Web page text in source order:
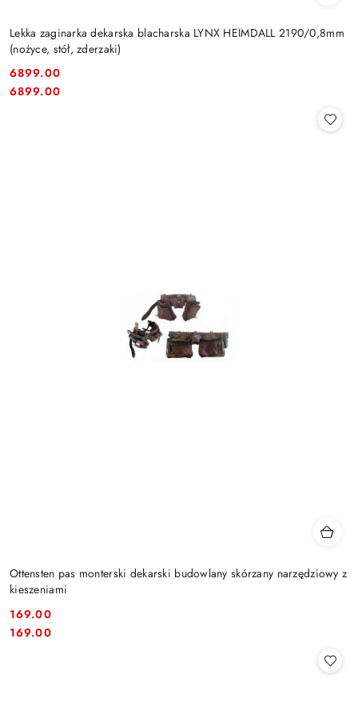
Lekka zaginarka dekarska blacharska LYNX HEIMDALL 2190/0,8mm
(nożyce, stół, zderzaki)
Cena:
6899.00
Cena:
6899.00
Ottensten pas monterski dekarski budowlany skórzany narzędziowy z
kieszeniami
Cena:
169.00
Cena:
169.00